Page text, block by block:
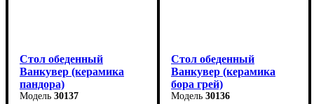
Стол обеденный
Ванкувер (керамика
пандора)
30137
Стол обеденный
Ванкувер (керамика
бора грей)
30136